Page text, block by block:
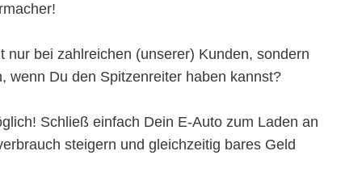
bei zahlreichen (unserer) Kunden, sondern
wenn Du den Spitzenreiter haben kannst?
Schließ einfach Dein E-Auto zum Laden an
steigern und gleichzeitig bares Geld